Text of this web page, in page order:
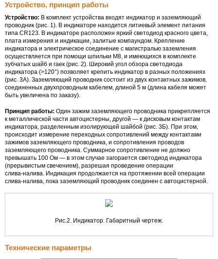
Устройство, принцип работы
Устройство: В комплект устройства входят индикатор и заземляющий
проводник (рис. 1). В индикаторе находится литиевый элемент питания
типа CR123. В индикаторе расположен яркий светодиод красного цвета,
плата измерения и индикации, залитые компаундом. Крепление
индикатора и электрическое соединение с магистралью заземления
осуществляется при помощи шпильки М8, и имеющихся в комплекте
зубчатых шайб и гаек (рис. 2). Широкий угол обзора светодиода
индикатора (>120°) позволяет крепить индикатор в разных положениях
(рис. 3А). Заземляющий проводник состоит из двух контактных зажимов,
соединенных двухпроводным кабелем, длиной 5 м (длина кабеля может
быть увеличена по заказу).
Принцип работы: Один зажим заземляющего проводника прикрепляется
к металлической части автоцистерны, другой — к дисковым контактам
индикатора, разделенным изолирующей шайбой (рис. 3Б). При этом,
происходит измерение переходных сопротивлений между контактами
зажимов заземляющего проводника, и сопротивления проводов
заземляющего проводника. Суммарное сопротивление не должно
превышать 100 Ом — в этом случае загорается светодиод индикатора
(прерывистым свечением), разрешая проведение операции
слива-налива . Индикация продолжается на протяжении всей операции
слива-налива , пока заземляющий проводник соединен с автоцистерной.
Рис.2. Индикатор. Габаритный чертеж.
Технические параметры